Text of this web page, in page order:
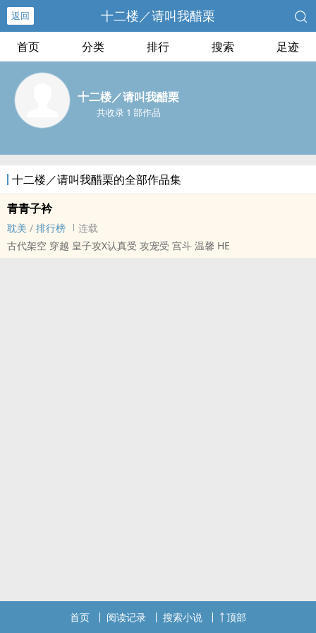
返回 十二楼／请叫我醋栗
首页 分类 排行 搜索 足迹
十二楼／请叫我醋栗
共收录 1 部作品
十二楼／请叫我醋栗的全部作品集
青青子衿
耽美 / 排行榜
连载
古代架空 穿越 皇子攻X认真受 攻宠受 宫斗 温馨 HE
首页 阅读记录 搜索小说 顶部